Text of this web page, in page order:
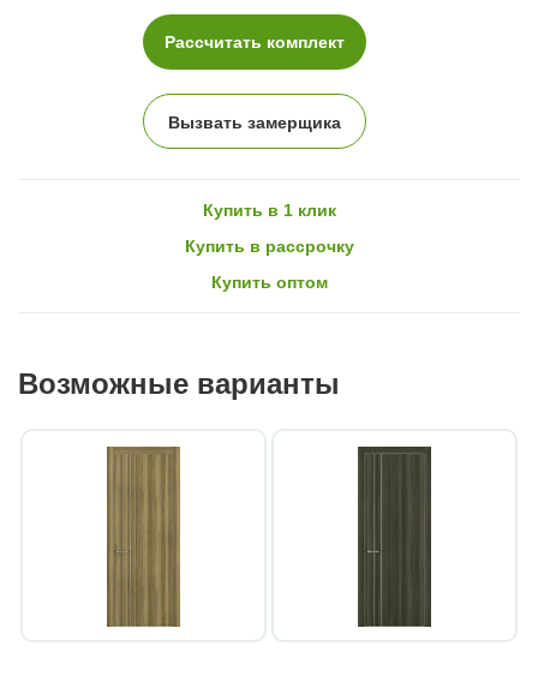
Рассчитать комплект
Вызвать замерщика
Купить в 1 клик
Купить в рассрочку
Купить оптом
Возможные варианты